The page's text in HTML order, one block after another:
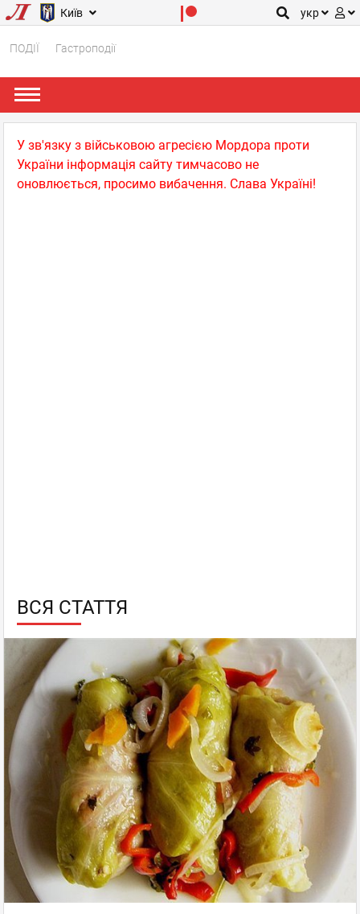
Київ укр
ПОДІЇ Гастроподії
У зв'язку з військовою агресією Мордора проти
України інформація сайту тимчасово не
оновлюється, просимо вибачення. Слава Україні!
ВСЯ СТАТТЯ